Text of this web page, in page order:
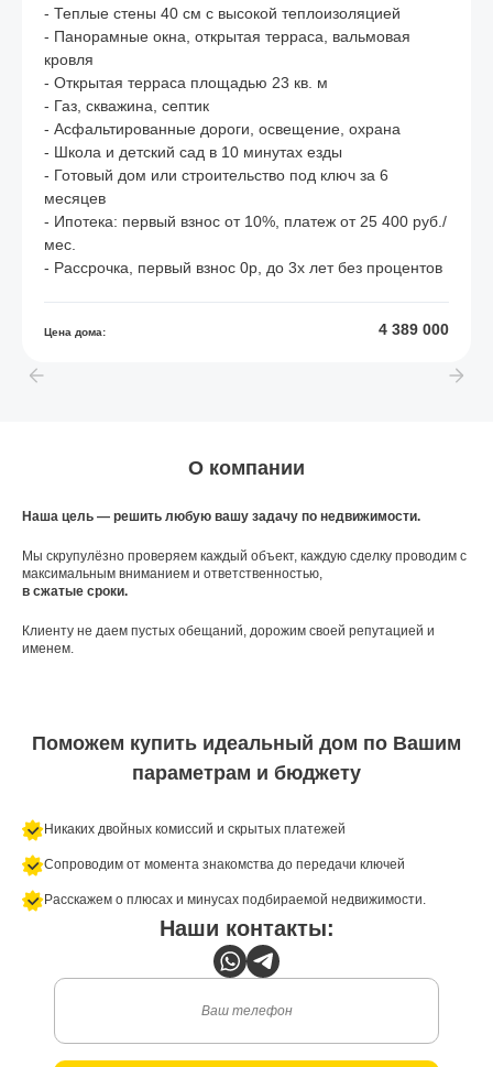
- Теплые стены 40 см с высокой теплоизоляцией
- Панорамные окна, открытая терраса, вальмовая
кровля
- Открытая терраса площадью 23 кв. м
- Газ, скважина, септик
- Асфальтированные дороги, освещение, охрана
- Школа и детский сад в 10 минутах езды
- Готовый дом или строительство под ключ за 6
месяцев
- Ипотека: первый взнос от 10%, платеж от 25 400 руб./
мес.
- Рассрочка, первый взнос 0р, до 3х лет без процентов
Цена дома: 4 389 000
О компании
Наша цель — решить любую вашу задачу по недвижимости.
Мы скрупулёзно проверяем каждый объект, каждую сделку проводим с
максимальным вниманием и ответственностью,
в сжатые сроки.
Клиенту не даем пустых обещаний, дорожим своей репутацией и
именем.
Поможем купить идеальный дом по Вашим
параметрам и бюджету
Никаких двойных комиссий и скрытых платежей
Сопроводим от момента знакомства до передачи ключей
Расскажем о плюсах и минусах подбираемой недвижимости.
Наши контакты: